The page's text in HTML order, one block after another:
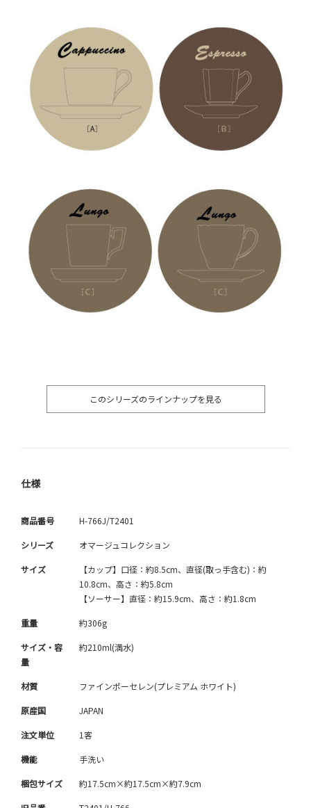
このシリーズのラインナップを見る
仕様
商品番号 H-766J/T2401
シリーズ オマージュコレクション
サイズ
【カップ】口径：約8.5cm、直径(取っ手含む)：約
10.8cm、高さ：約5.8cm
【ソーサー】直径：約15.9cm、高さ：約1.8cm
重量 約306g
サイズ・容
量
約210ml(満水)
材質 ファインポーセレン(プレミアム ホワイト)
原産国 JAPAN
注文単位 1客
機能 手洗い
梱包サイズ 約17.5cm×約17.5cm×約7.9cm